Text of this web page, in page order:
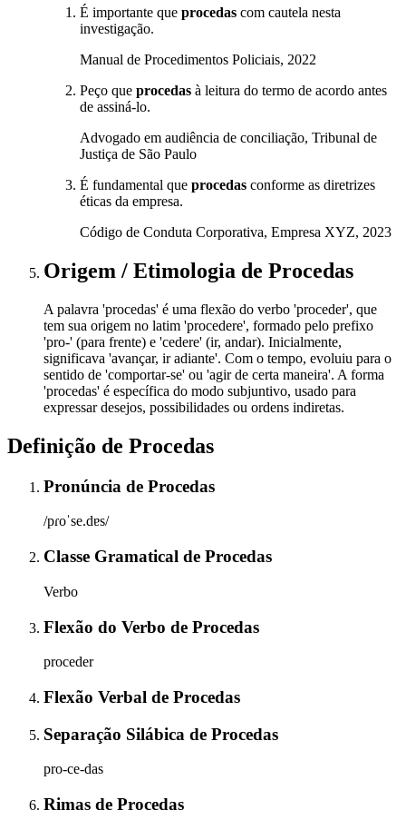
É importante que procedas com cautela nesta
investigação.
Manual de Procedimentos Policiais, 2022
Peço que procedas à leitura do termo de acordo antes
de assiná-lo.
Advogado em audiência de conciliação, Tribunal de
Justiça de São Paulo
É fundamental que procedas conforme as diretrizes
éticas da empresa.
Código de Conduta Corporativa, Empresa XYZ, 2023
Origem / Etimologia de Procedas
A palavra 'procedas' é uma flexão do verbo 'proceder', que
tem sua origem no latim 'procedere', formado pelo prefixo
'pro-' (para frente) e 'cedere' (ir, andar). Inicialmente,
significava 'avançar, ir adiante'. Com o tempo, evoluiu para o
sentido de 'comportar-se' ou 'agir de certa maneira'. A forma
'procedas' é específica do modo subjuntivo, usado para
expressar desejos, possibilidades ou ordens indiretas.
Definição de Procedas
Pronúncia de Procedas
/pɾoˈse.dɐs/
Classe Gramatical de Procedas
Verbo
Flexão do Verbo de Procedas
proceder
Flexão Verbal de Procedas
Separação Silábica de Procedas
pro-ce-das
Rimas de Procedas